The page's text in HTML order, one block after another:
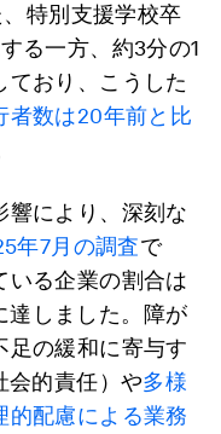
特別支援学校卒
る一方、約3分の1
ており、こうした
者数は20年前と比
響により、深刻な
年7月の調査で
いる企業の割合は
達しました。障が
足の緩和に寄与す
会的責任）や多様
的配慮による業務